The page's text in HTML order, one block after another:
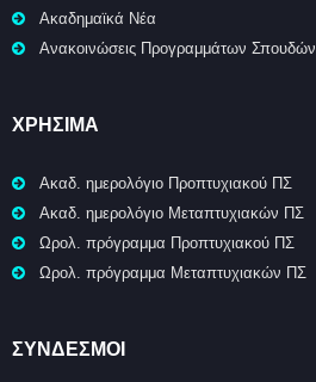
Ακαδημαϊκά Νέα
Ανακοινώσεις Προγραμμάτων Σπουδών
ΧΡΉΣΙΜΑ
Ακαδ. ημερολόγιο Προπτυχιακού ΠΣ
Ακαδ. ημερολόγιο Μεταπτυχιακών ΠΣ
Ωρολ. πρόγραμμα Προπτυχιακού ΠΣ
Ωρολ. πρόγραμμα Μεταπτυχιακών ΠΣ
ΣΥΝΔΕΣΜΟΙ